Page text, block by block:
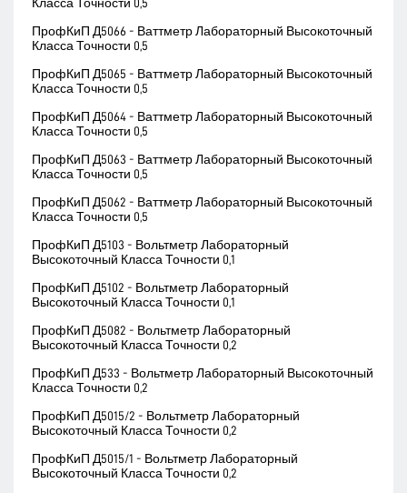
Класса Точности 0,5
ПрофКиП Д5066 - Ваттметр Лабораторный Высокоточный
Класса Точности 0,5
ПрофКиП Д5065 - Ваттметр Лабораторный Высокоточный
Класса Точности 0,5
ПрофКиП Д5064 - Ваттметр Лабораторный Высокоточный
Класса Точности 0,5
ПрофКиП Д5063 - Ваттметр Лабораторный Высокоточный
Класса Точности 0,5
ПрофКиП Д5062 - Ваттметр Лабораторный Высокоточный
Класса Точности 0,5
ПрофКиП Д5103 - Вольтметр Лабораторный
Высокоточный Класса Точности 0,1
ПрофКиП Д5102 - Вольтметр Лабораторный
Высокоточный Класса Точности 0,1
ПрофКиП Д5082 - Вольтметр Лабораторный
Высокоточный Класса Точности 0,2
ПрофКиП Д533 - Вольтметр Лабораторный Высокоточный
Класса Точности 0,2
ПрофКиП Д5015/2 - Вольтметр Лабораторный
Высокоточный Класса Точности 0,2
ПрофКиП Д5015/1 - Вольтметр Лабораторный
Высокоточный Класса Точности 0,2